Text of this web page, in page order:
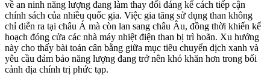
về an ninh năng lượng đang làm thay đổi đáng kể cách tiếp cận
chính sách của nhiều quốc gia. Việc gia tăng sử dụng than không
chỉ diễn ra tại châu Á mà còn lan sang châu Âu, đồng thời khiến kế
hoạch đóng cửa các nhà máy nhiệt điện than bị trì hoãn. Xu hướng
này cho thấy bài toán cân bằng giữa mục tiêu chuyển dịch xanh và
yêu cầu đảm bảo năng lượng đang trở nên khó khăn hơn trong bối
cảnh địa chính trị phức tạp.